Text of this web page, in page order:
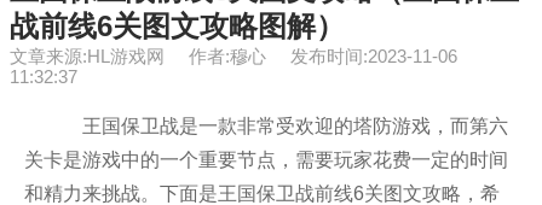
战前线6关图文攻略图解）
文章来源:HL游戏网 作者:穆心
发布时间:2023-11-06
11:32:37
王国保卫战是一款非常受欢迎的塔防游戏，而第六
关卡是游戏中的一个重要节点，需要玩家花费一定的时间
和精力来挑战。下面是王国保卫战前线6关图文攻略，希